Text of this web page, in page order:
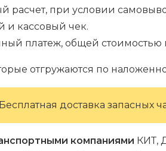
расчет, при условии
и кассовый чек.
платеж, общей стоимостью
отгружаются по
Бесплатная доставка запасных
компаниями КИТ,